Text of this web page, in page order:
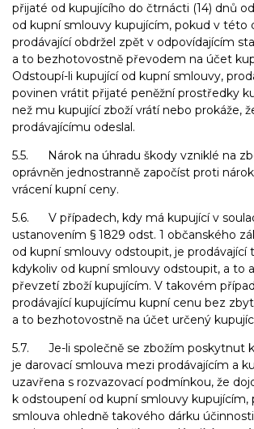
přijaté od kupujícího do čtrnácti (14) dnů
od kupní smlouvy kupujícím, pokud v této
prodávající obdržel zpět v odpovídajícím
a to bezhotovostně převodem na účet
Odstoupí-li kupující od kupní smlouvy,
povinen vrátit přijaté peněžní prostředky
než mu kupující zboží vrátí nebo prokáže,
prodávajícímu odeslal.
5.5. Nárok na úhradu škody vzniklé na
oprávněn jednostranně započíst proti
vrácení kupní ceny.
5.6. V případech, kdy má kupující v
ustanovením § 1829 odst. 1 občanského
od kupní smlouvy odstoupit, je prodávající
kdykoliv od kupní smlouvy odstoupit, a to
převzetí zboží kupujícím. V takovém
prodávající kupujícímu kupní cenu bez
a to bezhotovostně na účet určený
5.7. Je-li společně se zbožím poskytnut
je darovací smlouva mezi prodávajícím a
uzavřena s rozvazovací podmínkou, že
k odstoupení od kupní smlouvy kupujícím,
smlouva ohledně takového dárku